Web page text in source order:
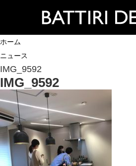
ホーム
ニュース
IMG_9592
IMG_9592